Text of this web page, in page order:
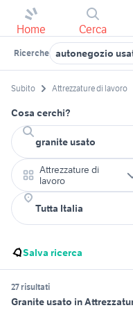
Home Cerca
Ricerche autonegozio
Subito Attrezzature di lavoro
Cosa cerchi?
Attrezzature di
lavoro
Salva ricerca
27 risultati
Granite usato in